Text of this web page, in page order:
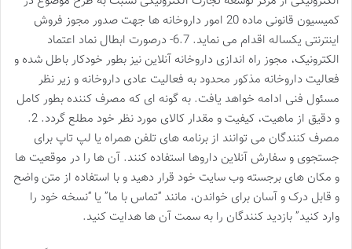
کمیسیون قانونی ماده 20 امور داروخانه ها جهت صدور مجوز فروش
اینترنتی یکساله اقدام می نماید. 6.7- درصورت ابطال نماد اعتماد
الکترونیک، مجوز راه اندازی داروخانه آنلاین نیز بطور خودکار باطل شده و
فعالیت داروخانه مذکور محدود به فعالیت عادی داروخانه و زیر نظر
مسئول فنی ادامه خواهد یافت. به گونه ای که مصرف کننده بطور کامل
و دقیق از ماهیت، کیفیت و مقدار کالای مورد نظر خود مطلع گردد. 2.
مصرف کنندگان می توانند از برنامه های تلفن همراه یا لپ تاپ برای
جستجوی و سفارش آنلاین داروها استفاده کنند. آن ها را در موقعیت ها
و مکان های برجسته وب سایت خود قرار دهید و با استفاده از متن واضح
و قابل درک و آسان برای خواندن، مانند “تماس با ما” یا “نسخه خود را
وارد کنید” بازدید کنندگان را به سمت آن ها هدایت کنید.